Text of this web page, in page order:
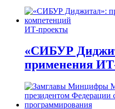
ИТ-проекты
«СИБУР
применения